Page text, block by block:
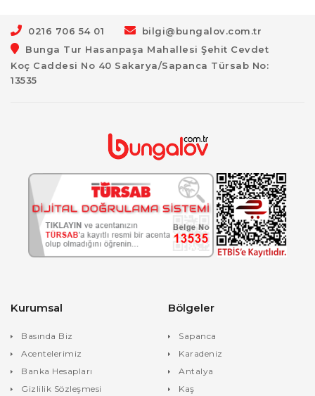
0216 706 54 01
bilgi@bungalov.com.tr
Bunga Tur Hasanpaşa Mahallesi Şehit Cevdet
Koç Caddesi No 40 Sakarya/Sapanca Türsab No:
13535
Kurumsal
Basında Biz
Acentelerimiz
Banka Hesapları
Gizlilik Sözleşmesi
Bölgeler
Sapanca
Karadeniz
Antalya
Kaş